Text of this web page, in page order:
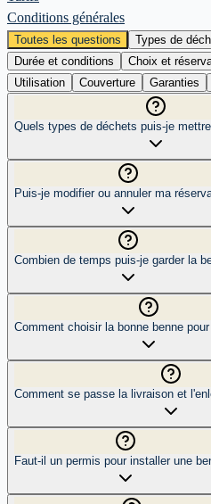
Conditions générales
Toutes les questions Types de
Durée et conditions
Choix et
Utilisation
Couverture Garanties
Quels types de déchets puis-je
Puis-je modifier ou annuler ma
Combien de temps puis-je garder la
Comment choisir la bonne benne
Comment se passe la livraison et
Faut-il un permis pour installer une